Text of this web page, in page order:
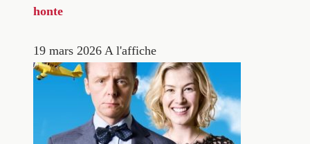
honte
19 mars 2026 A l'affiche